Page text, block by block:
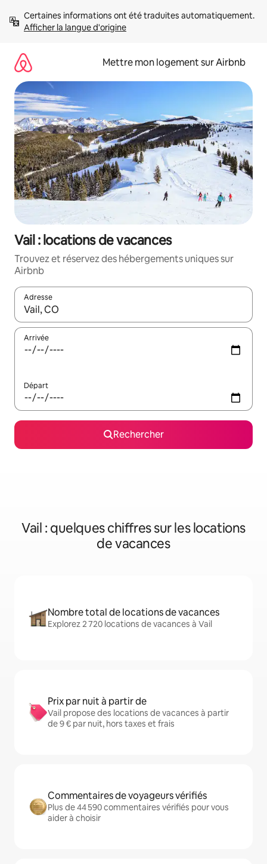
directement
Afficher la langue d'origine
Mettre mon logement sur Airbnb
Vail : locations de vacances
Trouvez et réservez des hébergements uniques sur
Airbnb
Adresse
Lorsque les résultats s'affichent, utilisez les flèches vers le
Arrivée
Départ
Rechercher
Vail : quelques chiffres sur les locations
de vacances
Nombre total de locations de vacances
Explorez 2 720 locations de vacances à Vail
Prix par nuit à partir de
Vail propose des locations de vacances à partir
de 9 € par nuit, hors taxes et frais
Commentaires de voyageurs vérifiés
Plus de 44 590 commentaires vérifiés pour vous
aider à choisir